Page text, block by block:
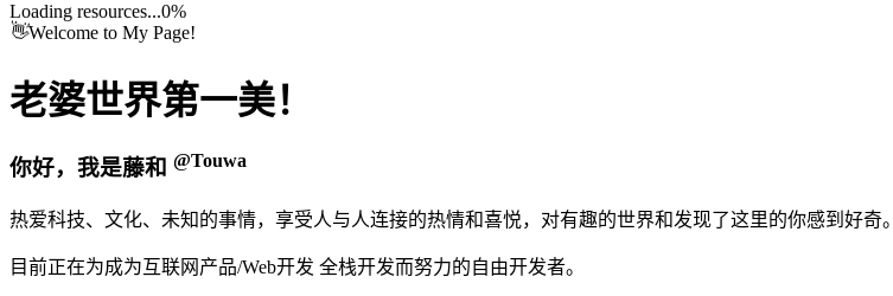
Loading resources...0%
👋Welcome to My Page!
老婆世界第一美！
你好，我是藤和 @Touwa
热爱科技、文化、未知的事情，享受人与人连接的热情和喜悦，对有趣的世界和发现了这里的你感到好奇。
目前正在为成为互联网产品/Web开发 全栈开发而努力的自由开发者。